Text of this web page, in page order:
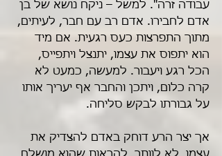
עבודה זרה". למשל – ניקח נושא של בן
אדם לחבירו. אדם רב עם חבר, לעיתים,
מתוך התפרצות כעס רגעית. אם מיד
הוא יתפוס את עצמו, יתנצל ויתפייס,
הכל רגע ויעבור. למעשה, כמעט לא
קרה כלום, ויתכן והחבר אף יעריך אותו
על גבורתו לבקש סליחה.
אך יצר הרע דוחק באדם להצדיק את